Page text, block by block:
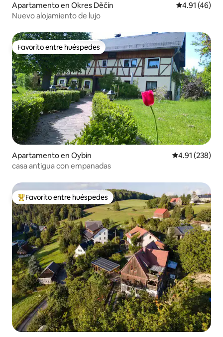
Apartamento en Okres Děčín Calificación
4.91 (46)
Nuevo alojamiento de lujo
Favorito entre huéspedes
Favorito entre huéspedes
Apartamento en Oybin Calificación
4.91 (238)
casa antigua con empanadas
Favorito entre huéspedes preferido
Favorito entre huéspedes